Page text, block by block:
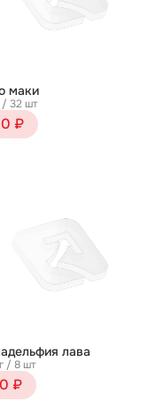
маки
/ 32 шт
₽
лава
/ 8 шт
₽